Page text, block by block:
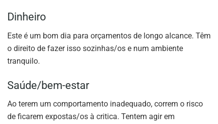
Dinheiro
Este é um bom dia para orçamentos de longo alcance. Têm
o direito de fazer isso sozinhas/os e num ambiente
tranquilo.
Saúde/bem-estar
Ao terem um comportamento inadequado, correm o risco
de ficarem expostas/os à critica. Tentem agir em